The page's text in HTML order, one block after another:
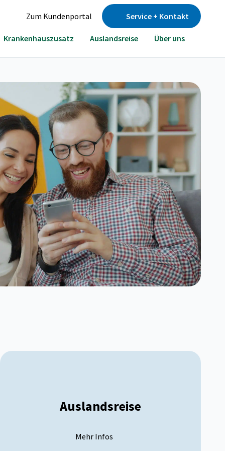
Zum Kundenportal Service + Kontakt
Krankenhauszusatz Auslandsreise Über uns
Auslandsreise
Mehr Infos